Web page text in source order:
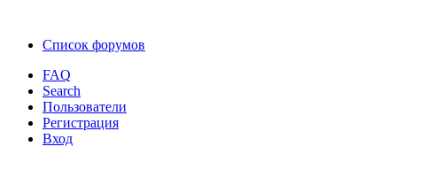
Список форумов
FAQ
Search
Пользователи
Регистрация
Вход